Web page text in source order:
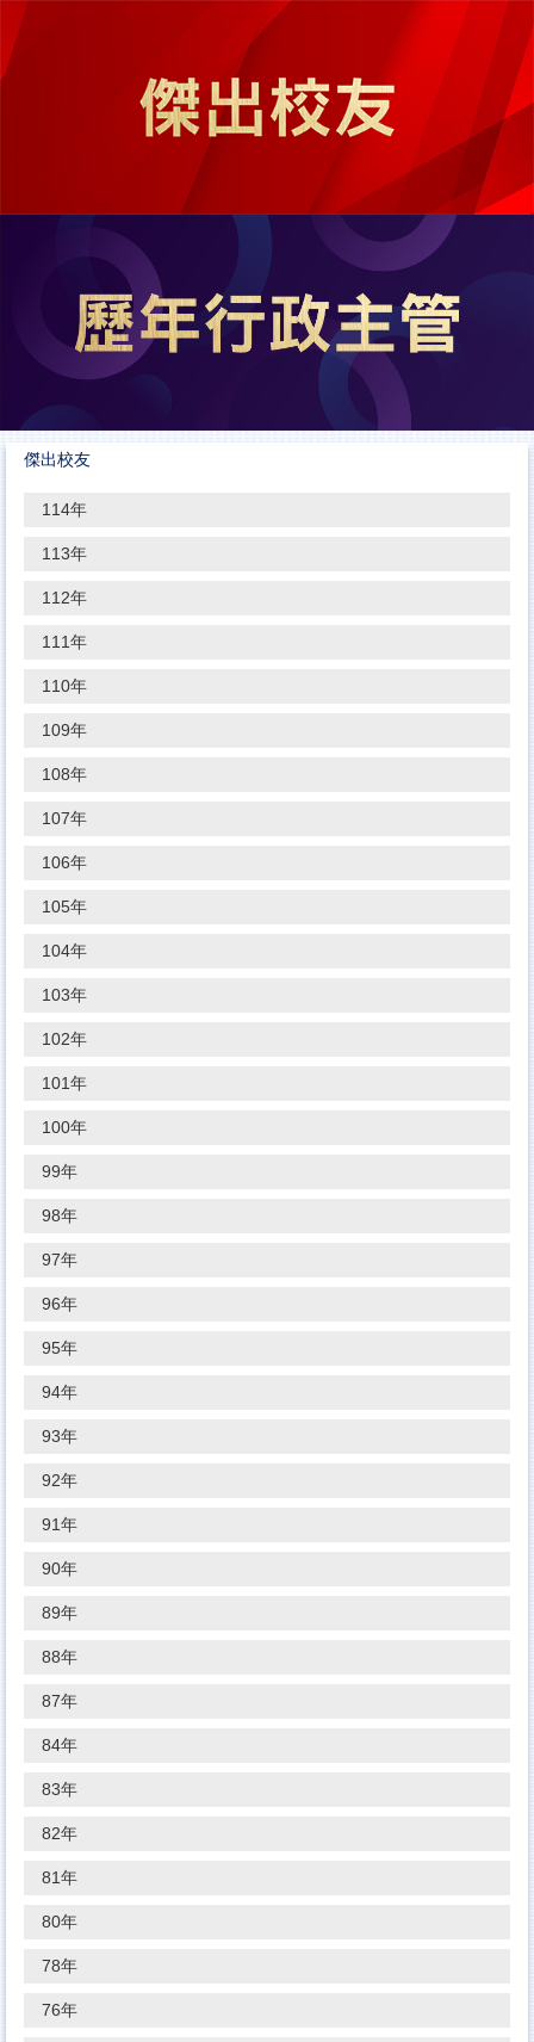
跳
到
傑出校友
114年
113年
112年
111年
110年
109年
108年
107年
106年
105年
104年
103年
102年
101年
100年
99年
98年
97年
96年
95年
94年
93年
92年
91年
90年
89年
88年
87年
84年
83年
82年
81年
80年
78年
76年